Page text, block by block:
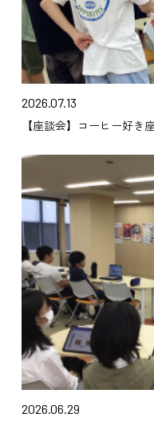
2026.07.13
【座談会】コーヒー好き
2026.06.29